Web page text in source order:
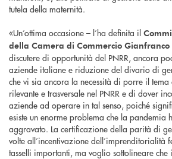
tutela della maternità.
«Un’ottima occasione – l’ha definita il
della Camera di Commercio
discutere di opportunità del PNRR, ancora
aziende italiane e riduzione del divario di
che vi sia ancora la necessità di porre il
rilevante e trasversale nel PNRR e di dover
aziende ad operare in tal senso, poiché
esiste un enorme problema che la pandemia
aggravato. La certificazione della parità di
volte all’incentivazione dell’imprenditorialità
tasselli importanti, ma voglio sottolineare